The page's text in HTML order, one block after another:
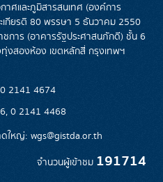
ศและภูมิสารสนเทศ (องค์การ
เกียรติ 80 พรรษา 5 ธันวาคม 2550
ชการ (อาคารรัฐประศาสนภักดี) ชั้น 6
งสองห้อง เขตหลักสี่ กรุงเทพฯ
2141 4674
0 2141 4468
ใหญ่: wgs@gistda.or.th
จำนวนผู้เข้าชม 191714